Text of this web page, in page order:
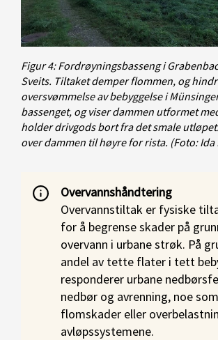
Figur 4: Fordrøyningsbasseng i
Sveits. Tiltaket demper flommen, og
oversvømmelse av bebyggelse i
bassenget, og viser dammen utformet
holder drivgods bort fra det smale
over dammen til høyre for rista. (Foto: Ida
Overvannshåndtering
Overvannstiltak er fysiske
for å begrense skader på
overvann i urbane strøk. På
andel av tette flater i tett
responderer urbane
nedbør og avrenning, noe
flomskader eller
avløpssystemene.